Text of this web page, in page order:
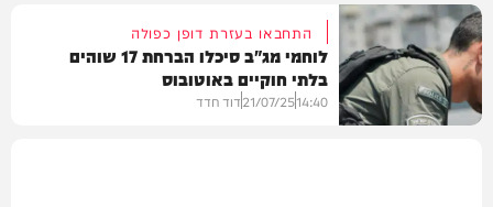
חדשות
התחבאו בעזרת דופן כפולה
לוחמי מג"ב סיכלו הברחת 17 שוהים
בלתי חוקיים באוטובוס
14:40
21/07/25דוד חדד